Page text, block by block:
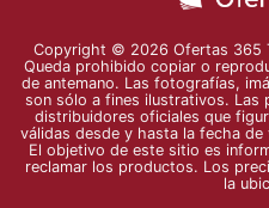
Copyright © 2026 Ofertas 365
Queda prohibido copiar o
de antemano. Las fotografías,
son sólo a fines ilustrativos. Las
distribuidores oficiales que
válidas desde y hasta la fecha
El objetivo de este sitio es
reclamar los productos. Los
la